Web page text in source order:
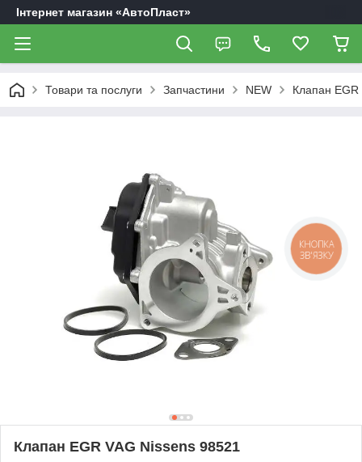
Інтернет магазин «АвтоПласт»
Товари та послуги Запчастини NEW Клапан
Клапан EGR VAG Nissens 98521
КНОПКА
ЗВ'ЯЗКУ